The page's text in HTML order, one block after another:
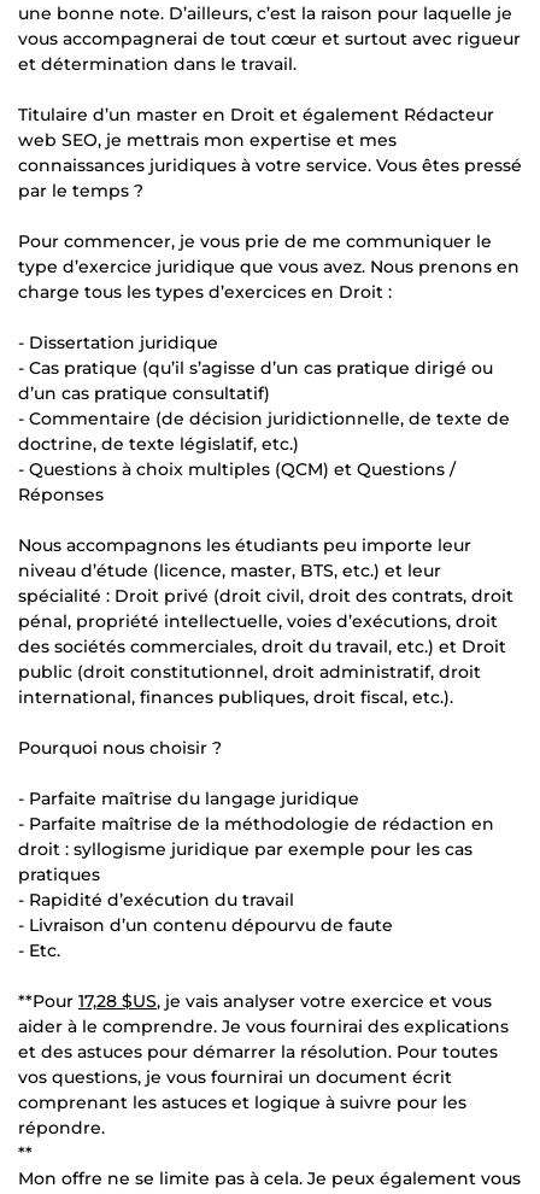
une bonne note. D’ailleurs, c’est la raison pour laquelle je
vous accompagnerai de tout cœur et surtout avec rigueur
et détermination dans le travail.
Titulaire d’un master en Droit et également Rédacteur
web SEO, je mettrais mon expertise et mes
connaissances juridiques à votre service. Vous êtes pressé
par le temps ?
Pour commencer, je vous prie de me communiquer le
type d’exercice juridique que vous avez. Nous prenons en
charge tous les types d’exercices en Droit :
- Dissertation juridique
- Cas pratique (qu’il s’agisse d’un cas pratique dirigé ou
d’un cas pratique consultatif)
- Commentaire (de décision juridictionnelle, de texte de
doctrine, de texte législatif, etc.)
- Questions à choix multiples (QCM) et Questions /
Réponses
Nous accompagnons les étudiants peu importe leur
niveau d’étude (licence, master, BTS, etc.) et leur
spécialité : Droit privé (droit civil, droit des contrats, droit
pénal, propriété intellectuelle, voies d’exécutions, droit
des sociétés commerciales, droit du travail, etc.) et Droit
public (droit constitutionnel, droit administratif, droit
international, finances publiques, droit fiscal, etc.).
Pourquoi nous choisir ?
- Parfaite maîtrise du langage juridique
- Parfaite maîtrise de la méthodologie de rédaction en
droit : syllogisme juridique par exemple pour les cas
pratiques
- Rapidité d’exécution du travail
- Livraison d’un contenu dépourvu de faute
- Etc.
**Pour 17,28 $US, je vais analyser votre exercice et vous
aider à le comprendre. Je vous fournirai des explications
et des astuces pour démarrer la résolution. Pour toutes
vos questions, je vous fournirai un document écrit
comprenant les astuces et logique à suivre pour les
répondre.
**
Mon offre ne se limite pas à cela. Je peux également vous